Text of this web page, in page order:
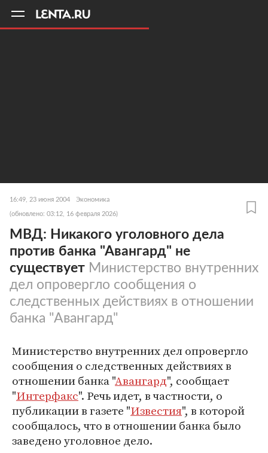
16:49, 23 июня 2004 Экономика
(обновлено: 03:12, 16 февраля 2026)
МВД: Никакого уголовного дела
против банка "Авангард" не
существует Министерство внутренних
дел опровергло сообщения о
следственных действиях в отношении
банка "Авангард"
Министерство внутренних дел опровергло
сообщения о следственных действиях в
отношении банка "Авангард", сообщает
"Интерфакс". Речь идет, в частности, о
публикации в газете "Известия", в которой
сообщалось, что в отношении банка было
заведено уголовное дело.